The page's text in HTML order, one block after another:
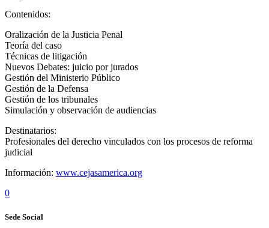
Contenidos:
Oralización de la Justicia Penal
Teoría del caso
Técnicas de litigación
Nuevos Debates: juicio por jurados
Gestión del Ministerio Público
Gestión de la Defensa
Gestión de los tribunales
Simulación y observación de audiencias
Destinatarios:
Profesionales del derecho vinculados con los procesos de reforma
judicial
Información: www.cejasamerica.org
0
Sede Social